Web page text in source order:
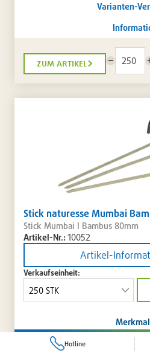
Varianten-
zum artikel
Menge
reduzieren
Stick naturesse Mumbai
Stick Mumbai I Bambus 80mm
Artikel-Nr.:10052
Artikel-
Verkaufseinheit:
Artikelnummer 10052
Hotline